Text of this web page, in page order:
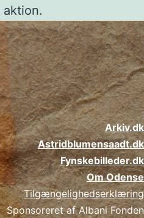
Arkiv.dk
Astridblumensaadt.dk
Fynskebilleder.dk
Om Odense
Tilgængelighedserklæring
Sponsoreret af Albani Fonden